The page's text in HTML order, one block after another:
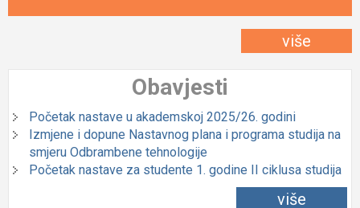
više
Obavjesti
Početak nastave u akademskoj 2025/26. godini
Izmjene i dopune Nastavnog plana i programa studija na
smjeru Odbrambene tehnologije
Početak nastave za studente 1. godine II ciklusa studija
više